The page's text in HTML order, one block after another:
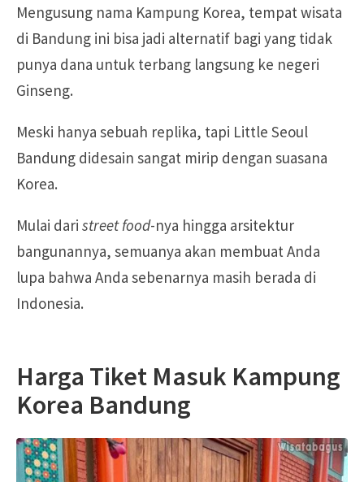
Mengusung nama Kampung Korea, tempat wisata
di Bandung ini bisa jadi alternatif bagi yang tidak
punya dana untuk terbang langsung ke negeri
Ginseng.
Meski hanya sebuah replika, tapi Little Seoul
Bandung didesain sangat mirip dengan suasana
Korea.
Mulai dari street food-nya hingga arsitektur
bangunannya, semuanya akan membuat Anda
lupa bahwa Anda sebenarnya masih berada di
Indonesia.
Harga Tiket Masuk Kampung
Korea Bandung